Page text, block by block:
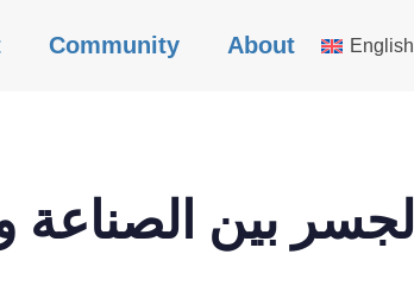
Community About English
الجسر بين الصناعة